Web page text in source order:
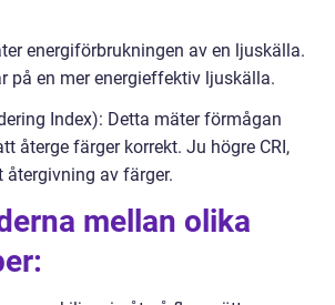
energiförbrukningen av en ljuskälla.
på en mer energieffektiv ljuskälla.
Index): Detta mäter förmågan
återge färger korrekt. Ju högre CRI,
återgivning av färger.
mellan olika